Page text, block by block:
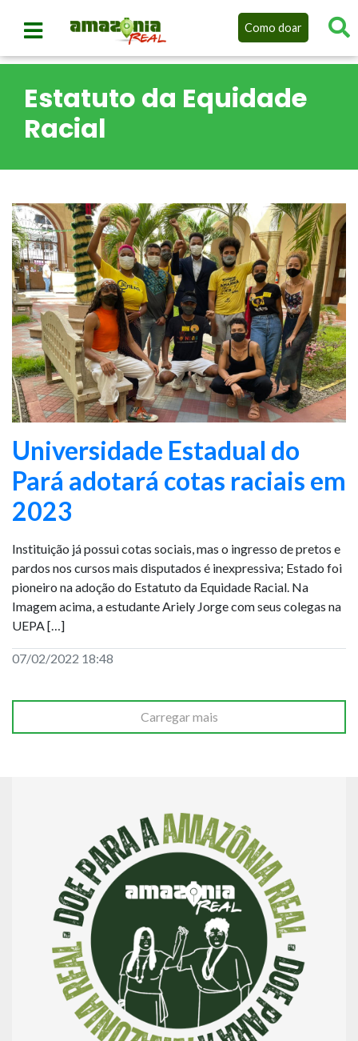
Como doar
Estatuto da Equidade
Racial
Universidade Estadual do
Pará adotará cotas raciais em
2023
Instituição já possui cotas sociais, mas o ingresso de pretos e
pardos nos cursos mais disputados é inexpressiva; Estado foi
pioneiro na adoção do Estatuto da Equidade Racial. Na
Imagem acima, a estudante Ariely Jorge com seus colegas na
UEPA […]
07/02/2022 18:48
Carregar mais